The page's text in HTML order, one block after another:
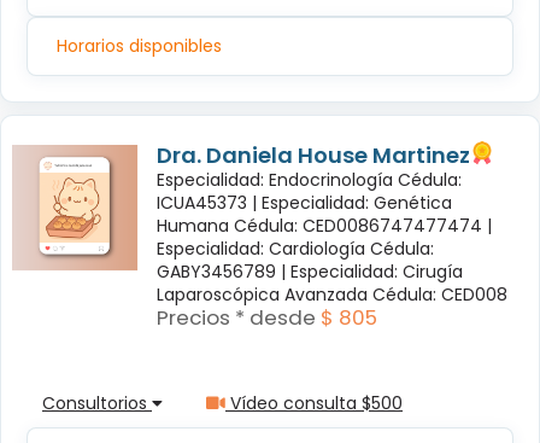
Horarios disponibles
Dra. Daniela House Martinez
Especialidad: Endocrinología Cédula:
ICUA45373 | Especialidad: Genética
Humana Cédula: CED0086747477474 |
Especialidad: Cardiología Cédula:
GABY3456789 | Especialidad: Cirugía
Laparoscópica Avanzada Cédula: CED008
Precios * desde $ 805
Consultorios Vídeo consulta $500